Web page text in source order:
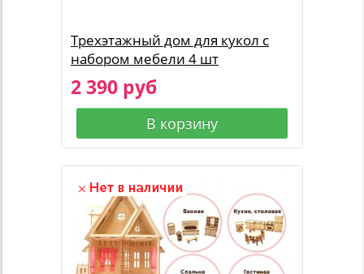
Трехэтажный дом для кукол с
набором мебели 4 шт
2 390 руб
В корзину